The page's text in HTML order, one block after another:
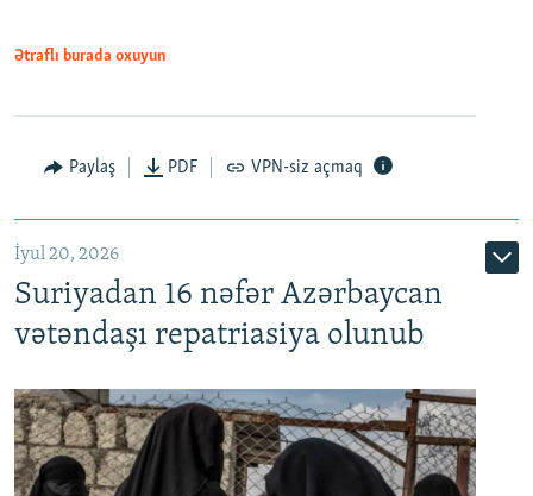
Auto
Ətraflı burada oxuyun
Paylaş PDF VPN-siz açmaq
İyul 20, 2026
Suriyadan 16 nəfər Azərbaycan
vətəndaşı repatriasiya olunub